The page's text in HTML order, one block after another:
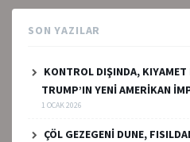
SON YAZILAR
KONTROL DIŞINDA, KIYAMET
TRUMP’IN YENİ AMERİKAN
1 OCAK 2026
ÇÖL GEZEGENİ DUNE,